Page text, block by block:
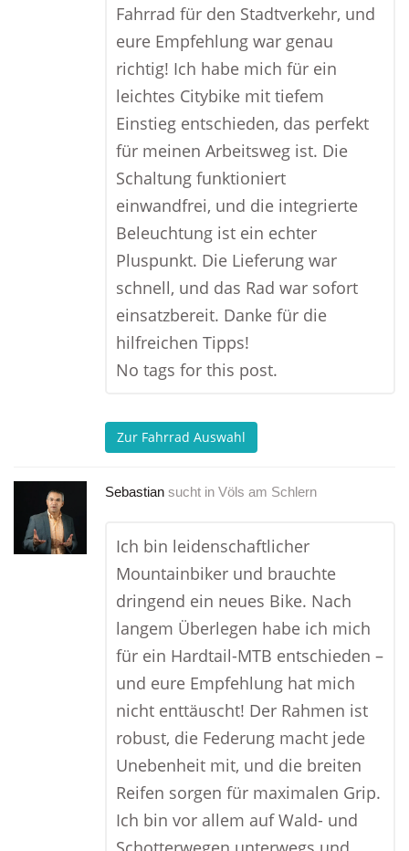
Fahrrad für den Stadtverkehr, und
eure Empfehlung war genau
richtig! Ich habe mich für ein
leichtes Citybike mit tiefem
Einstieg entschieden, das perfekt
für meinen Arbeitsweg ist. Die
Schaltung funktioniert
einwandfrei, und die integrierte
Beleuchtung ist ein echter
Pluspunkt. Die Lieferung war
schnell, und das Rad war sofort
einsatzbereit. Danke für die
hilfreichen Tipps!
No tags for this post.
Zur Fahrrad Auswahl
Sebastian sucht in Völs am Schlern
Ich bin leidenschaftlicher
Mountainbiker und brauchte
dringend ein neues Bike. Nach
langem Überlegen habe ich mich
für ein Hardtail-MTB entschieden –
und eure Empfehlung hat mich
nicht enttäuscht! Der Rahmen ist
robust, die Federung macht jede
Unebenheit mit, und die breiten
Reifen sorgen für maximalen Grip.
Ich bin vor allem auf Wald- und